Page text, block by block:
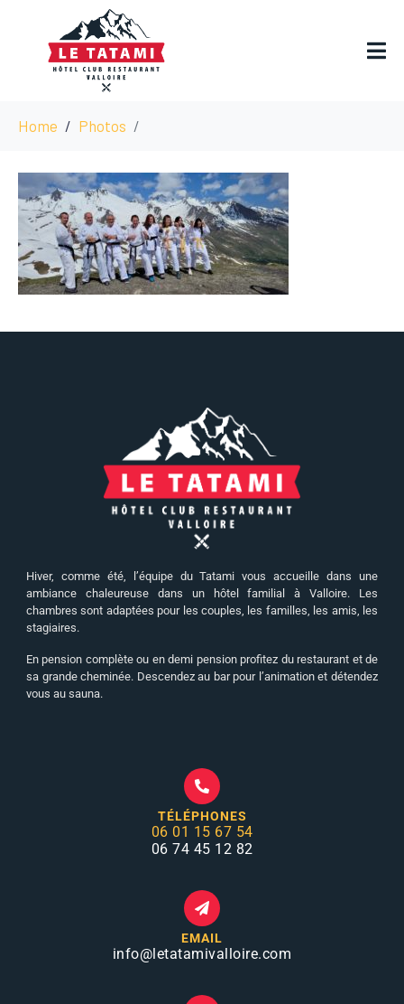
Home Photos
Hiver, comme été, l’équipe du Tatami vous accueille dans une
ambiance chaleureuse dans un hôtel familial à Valloire. Les
chambres sont adaptées pour les couples, les familles, les amis, les
stagiaires.
En pension complète ou en demi pension profitez du restaurant et de
sa grande cheminée. Descendez au bar pour l’animation et détendez
vous au sauna.
TÉLÉPHONES
06 01 15 67 54
06 74 45 12 82
EMAIL
info@letatamivalloire.com